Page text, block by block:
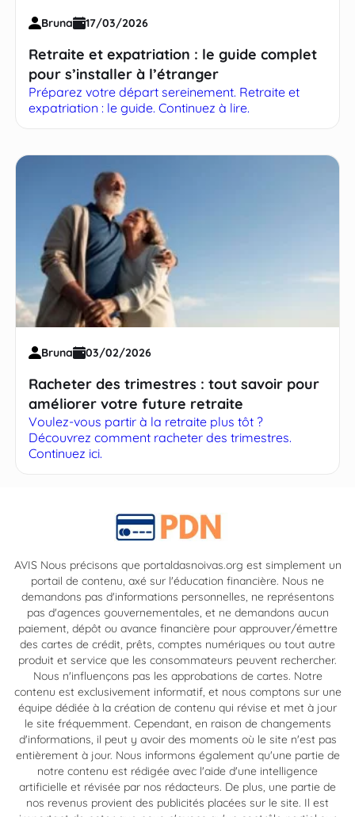
Bruna 17/03/2026
Retraite et expatriation : le guide complet
pour s’installer à l’étranger
Préparez votre départ sereinement. Retraite et
expatriation : le guide. Continuez à lire.
Bruna 03/02/2026
Racheter des trimestres : tout savoir pour
améliorer votre future retraite
Voulez-vous partir à la retraite plus tôt ?
Découvrez comment racheter des trimestres.
Continuez ici.
AVIS Nous précisons que portaldasnoivas.org est simplement un
portail de contenu, axé sur l'éducation financière. Nous ne
demandons pas d'informations personnelles, ne représentons
pas d'agences gouvernementales, et ne demandons aucun
paiement, dépôt ou avance financière pour approuver/émettre
des cartes de crédit, prêts, comptes numériques ou tout autre
produit et service que les consommateurs peuvent rechercher.
Nous n'influençons pas les approbations de cartes. Notre
contenu est exclusivement informatif, et nous comptons sur une
équipe dédiée à la création de contenu qui révise et met à jour
le site fréquemment. Cependant, en raison de changements
d'informations, il peut y avoir des moments où le site n'est pas
entièrement à jour. Nous informons également qu'une partie de
notre contenu est rédigée avec l'aide d'une intelligence
artificielle et révisée par nos rédacteurs. De plus, une partie de
nos revenus provient des publicités placées sur le site. Il est